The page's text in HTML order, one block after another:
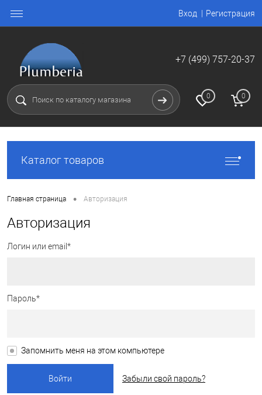
Вход Регистрация
+7 (499) 757-20-37
0 0
Каталог товаров
Главная страница • Авторизация
Авторизация
Логин или email*
Пароль*
Запомнить меня на этом компьютере
Забыли свой пароль?